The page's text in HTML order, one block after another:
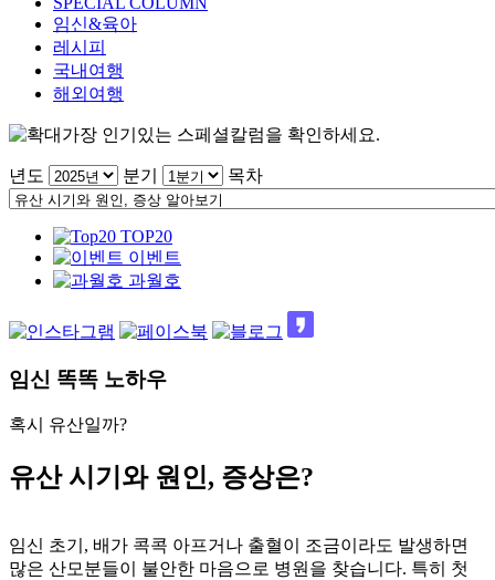
임신&육아
레시피
국내여행
해외여행
가장 인기있는 스페셜칼럼을 확인하세요.
년도 분기 목차
TOP20
이벤트
과월호
임신 똑똑 노하우
혹시 유산일까?
유산 시기와 원인, 증상은?
임신 초기, 배가 콕콕 아프거나 출혈이 조금이라도 발생하면
많은 산모분들이 불안한 마음으로 병원을 찾습니다. 특히 첫